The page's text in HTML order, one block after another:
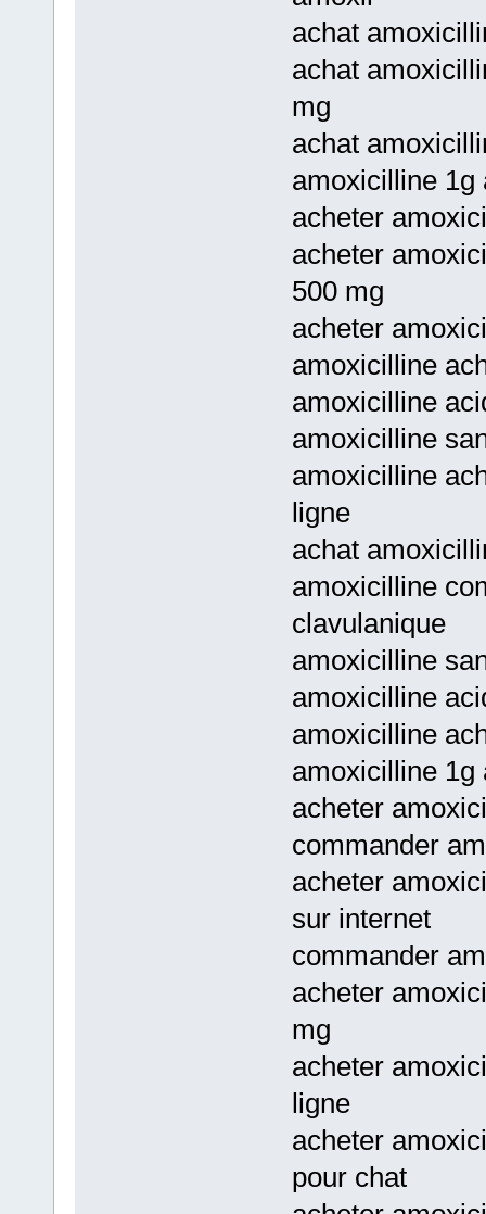
achat
achat
mg
achat
amoxicilline 1g
acheter
acheter
500 mg
acheter
amoxicilline
amoxicilline
amoxicilline
amoxicilline
ligne
achat
amoxicilline
clavulanique
amoxicilline
amoxicilline
amoxicilline
amoxicilline 1g
acheter
commander
acheter
sur internet
commander
acheter
mg
acheter
ligne
acheter
pour chat